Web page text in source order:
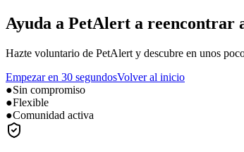
Ayuda a PetAlert a reencontrar
Hazte voluntario de PetAlert y descubre en unos
Empezar en 30 segundosVolver al inicio
●Sin compromiso
●Flexible
●Comunidad activa